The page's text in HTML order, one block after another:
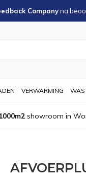
Companyna
VERWARMING
showroom in